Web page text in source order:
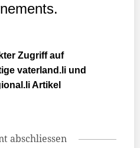
Zugriff auf
vaterland.li und
Artikel
abschliessen